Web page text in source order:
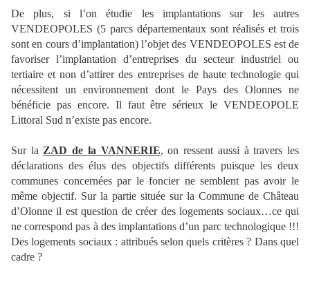
De plus, si l’on étudie les implantations sur les autres
VENDEOPOLES (5 parcs départementaux sont réalisés et trois
sont en cours d’implantation) l’objet des VENDEOPOLES est de
favoriser l’implantation d’entreprises du secteur industriel ou
tertiaire et non d’attirer des entreprises de haute technologie qui
nécessitent un environnement dont le Pays des Olonnes ne
bénéficie pas encore. Il faut être sérieux le VENDEOPOLE
Littoral Sud n’existe pas encore.
Sur la ZAD de la VANNERIE, on ressent aussi à travers les
déclarations des élus des objectifs différents puisque les deux
communes concernées par le foncier ne semblent pas avoir le
même objectif. Sur la partie située sur la Commune de Château
d’Olonne il est question de créer des logements sociaux…ce qui
ne correspond pas à des implantations d’un parc technologique !!!
Des logements sociaux : attribués selon quels critères ? Dans quel
cadre ?